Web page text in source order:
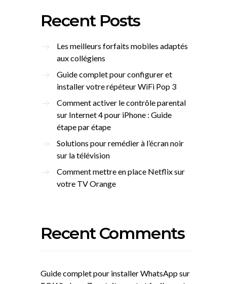
Recent Posts
Les meilleurs forfaits mobiles adaptés
aux collégiens
Guide complet pour configurer et
installer votre répéteur WiFi Pop 3
Comment activer le contrôle parental
sur Internet 4 pour iPhone : Guide
étape par étape
Solutions pour remédier à l’écran noir
sur la télévision
Comment mettre en place Netflix sur
votre TV Orange
Recent Comments
Guide complet pour installer WhatsApp sur